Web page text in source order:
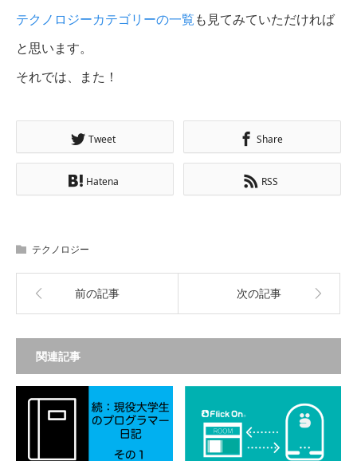
テクノロジーカテゴリーの一覧も見てみていただければ
と思います。
それでは、また！
Tweet Share
Hatena RSS
テクノロジー
前の記事 次の記事
関連記事